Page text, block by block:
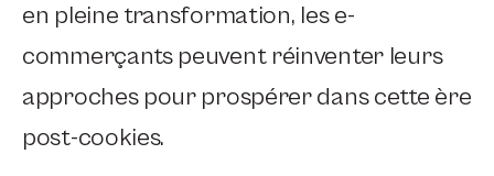
en pleine transformation, les e-
commerçants peuvent réinventer leurs
approches pour prospérer dans cette ère
post-cookies.